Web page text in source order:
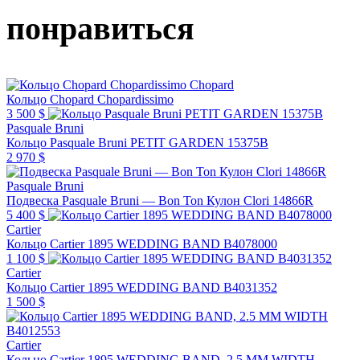
понравиться
Chopard
Кольцо Chopard Chopardissimo
3 500 $
Pasquale Bruni
Кольцо Pasquale Bruni PETIT GARDEN 15375B
2 970 $
Pasquale Bruni
Подвеска Pasquale Bruni — Bon Ton Кулон Clori 14866R
5 400 $
Cartier
Кольцо Cartier 1895 WEDDING BAND B4078000
1 100 $
Cartier
Кольцо Cartier 1895 WEDDING BAND B4031352
1 500 $
Cartier